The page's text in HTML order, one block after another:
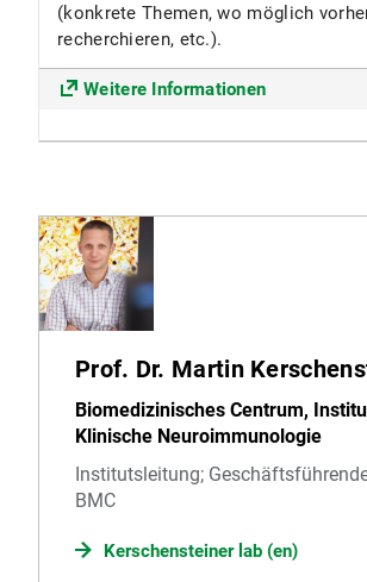
(konkrete Themen, wo möglich
recherchieren, etc.).
Weitere Informationen
Prof. Dr. Martin
Biomedizinisches Centrum,
Klinische Neuroimmunologie
Institutsleitung;
BMC
Kerschensteiner lab (en)